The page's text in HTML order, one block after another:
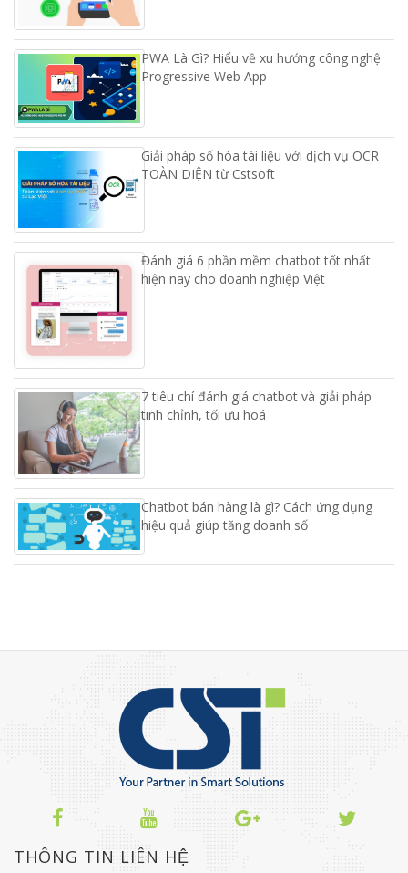
PWA Là Gì? Hiểu về xu hướng công nghệ
Progressive Web App
Giải pháp số hóa tài liệu với dịch vụ OCR
TOÀN DIỆN từ Cstsoft
Đánh giá 6 phần mềm chatbot tốt nhất
hiện nay cho doanh nghiệp Việt
7 tiêu chí đánh giá chatbot và giải pháp
tinh chỉnh, tối ưu hoá
Chatbot bán hàng là gì? Cách ứng dụng
hiệu quả giúp tăng doanh số
THÔNG TIN LIÊN HỆ